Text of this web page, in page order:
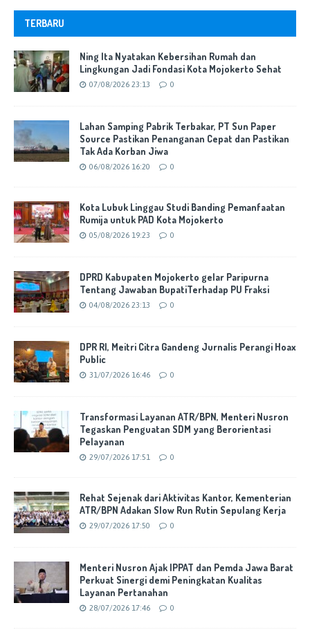
TERBARU
Ning Ita Nyatakan Kebersihan Rumah dan
Lingkungan Jadi Fondasi Kota Mojokerto Sehat
07/08/2026 23:13 0
Lahan Samping Pabrik Terbakar, PT Sun Paper
Source Pastikan Penanganan Cepat dan Pastikan
Tak Ada Korban Jiwa
06/08/2026 16:20 0
Kota Lubuk Linggau Studi Banding Pemanfaatan
Rumija untuk PAD Kota Mojokerto
05/08/2026 19:23 0
DPRD Kabupaten Mojokerto gelar Paripurna
Tentang Jawaban BupatiTerhadap PU Fraksi
04/08/2026 23:13 0
DPR RI, Meitri Citra Gandeng Jurnalis Perangi Hoax
Public
31/07/2026 16:46 0
Transformasi Layanan ATR/BPN, Menteri Nusron
Tegaskan Penguatan SDM yang Berorientasi
Pelayanan
29/07/2026 17:51 0
Rehat Sejenak dari Aktivitas Kantor, Kementerian
ATR/BPN Adakan Slow Run Rutin Sepulang Kerja
29/07/2026 17:50 0
Menteri Nusron Ajak IPPAT dan Pemda Jawa Barat
Perkuat Sinergi demi Peningkatan Kualitas
Layanan Pertanahan
28/07/2026 17:46 0